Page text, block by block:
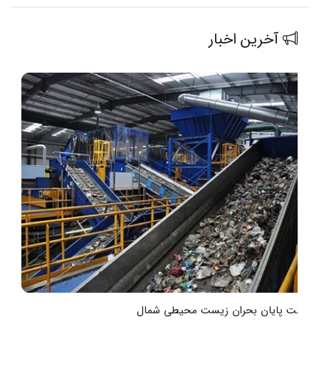
آخرین اخبار
به‌وقت پایان بحران زیست محیطی شمال